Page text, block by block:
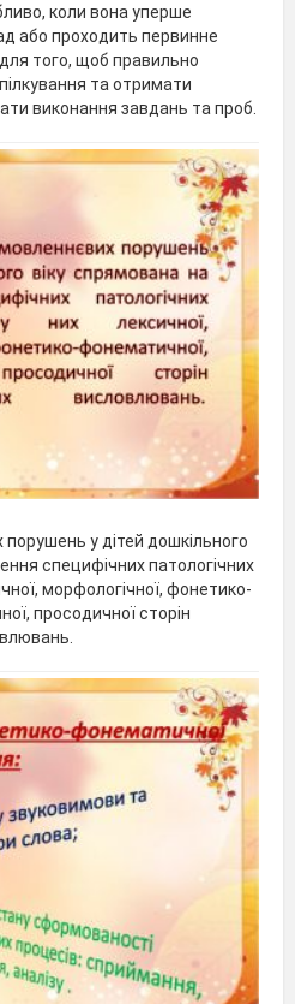
коли вона уперше
або проходить первинне
того, щоб правильно
та отримати
виконання завдань та проб.
у дітей дошкільного
специфічних патологічних
морфологічної, фонетико-
просодичної сторін